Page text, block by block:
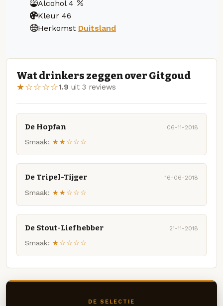
Alcohol 4
Kleur 46
Herkomst Duitsland
Wat drinkers zeggen over Gitgoud
★☆☆☆☆1.9 uit 3 reviews
De Hopfan 06-11-2018
Smaak: ★★☆☆☆
De Tripel-Tijger 16-06-2018
Smaak: ★★☆☆☆
De Stout-Liefhebber 21-11-2018
Smaak: ★☆☆☆☆
DE SELECTIE